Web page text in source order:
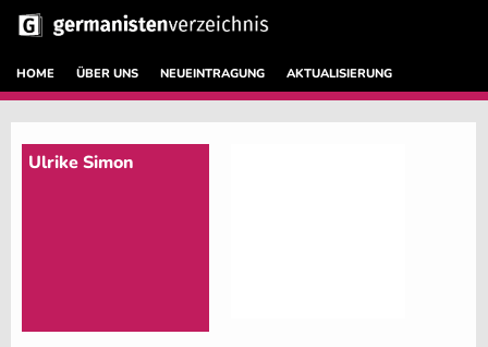
HOME ÜBER UNS NEUEINTRAGUNG AKTUALISIERUNG
Ulrike Simon